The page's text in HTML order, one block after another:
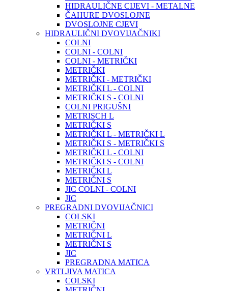
HIDRAULIČNE CIJEVI - METALNE
ČAHURE DVOSLOJNE
DVOSLOJNE CJEVI
HIDRAULIČNI DVOVIJAČNIKI
COLNI
COLNI - COLNI
COLNI - METRIČKI
METRIČKI
METRIČKI - METRIČKI
METRIČKI L - COLNI
METRIČKI S - COLNI
COLNI PRIGUŠNI
METRISCH L
METRIČKI S
METRIČKI L - METRIČKI L
METRIČKI S - METRIČKI S
METRIČKI L - COLNI
METRIČKI S - COLNI
METRIČKI L
METRIČNI S
JIC COLNI - COLNI
JIC
PREGRADNI DVOVIJAČNICI
COLSKI
METRIČNI
METRIČNI L
METRIČNI S
JIC
PREGRADNA MATICA
VRTLJIVA MATICA
COLSKI